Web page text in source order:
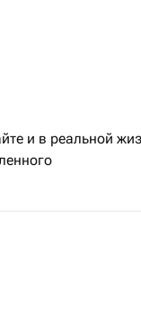
и в реальной